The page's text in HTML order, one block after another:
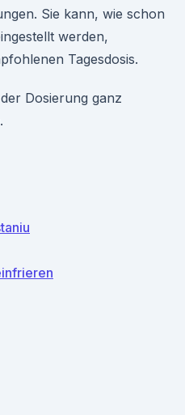
Sie kann, wie schon
werden,
Tagesdosis.
Dosierung ganz